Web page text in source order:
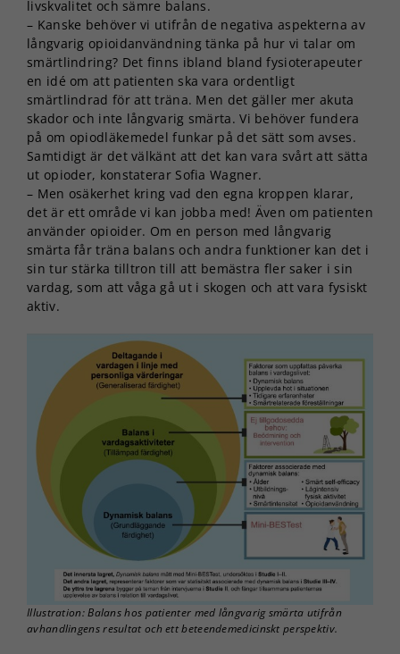
livskvalitet och sämre balans.
– Kanske behöver vi utifrån de negativa aspekterna av
långvarig opioidanvändning tänka på hur vi talar om
smärtlindring? Det finns ibland bland fysioterapeuter
en idé om att patienten ska vara ordentligt
smärtlindrad för att träna. Men det gäller mer akuta
skador och inte långvarig smärta. Vi behöver fundera
på om opiodläkemedel funkar på det sätt som avses.
Samtidigt är det välkänt att det kan vara svårt att sätta
ut opioder, konstaterar Sofia Wagner.
– Men osäkerhet kring vad den egna kroppen klarar,
det är ett område vi kan jobba med! Även om patienten
använder opioider. Om en person med långvarig
smärta får träna balans och andra funktioner kan det i
sin tur stärka tilltron till att bemästra fler saker i sin
vardag, som att våga gå ut i skogen och att vara fysiskt
aktiv.
Illustration: Balans hos patienter med långvarig smärta utifrån
avhandlingens resultat och ett beteendemedicinskt perspektiv.